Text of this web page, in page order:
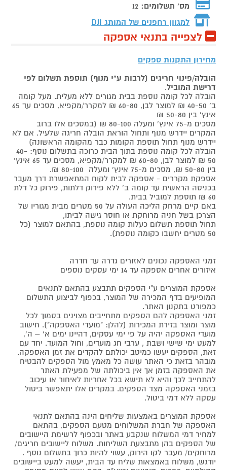
מס' תשלומים: 12
למגוון רחפנים של המותג DJI
לצפייה בתנאי אספקה
מחירון התקנות ספקים
הובלה/פינוי חריגים (לרבות ע"י מנוף) תוספת תשלום לפי
דרישת המוביל.
הובלה לכל קומה נוספת בבית מגורים ללא מעלית. מעל קומה
ב' 40-50 ₪ למוצר לבן, 60-80 ₪ למקרר/מקפיא, מסכים עד 65
אינץ' בין 50-80 ₪
מסכים מ-75 אינץ' ומעלה 80-100 ₪ (במסכים אלו ברוב
המקרים יידרש מנוף ותחול הוראת הובלה חריגה שלעיל. אם לא
יידרש מנוף תחול תוספת הקומות כבר מהקומה הראשונה)
הובלה לכל קומה נוספת בתוך הבית כרוכה בתשלום נוסף: 40-
50 ₪ למוצר לבן, 60-80 ₪ למקרר/מקפיא, מסכים עד 65 אינץ'
בין 50-80 ₪, מסכים מ-75 אינץ' ומעלה 80-100 ₪.
אספקת מקררים - אספקה לבית לקוח המתאפשרת דרך מעבר
בכניסה הראשית עד קומה ב' ללא פירוק דלתות, פירוק כל דלת
60 ₪ תוספת למוביל בבית.
באם קיים מרחק הליכה העולה על 50 מטרים מבית מגוריו של
הצרכן בשל חניה מרוחקת או חוסר גישה לביתו,
תחול תוספת תשלום כעלות קומה נוספת, בהתאם למוצר (כל
50 מטרים יחשבו כקומה נוספת).
זמני האספקה נכונים לאזורים גדרה עד חדרה
איזורים אחרים אספקה עד 14 ימי עסקים נוספים
אספקת המוצרים ע"י הספקים תתבצע בהתאם לתנאים
המופיעים בדף המכירה של המוצר, בכפוף לביצוע התשלום
כמפורט בתקנון האתר.
זמני האספקה להם הספקים מתחייבים מצוינים בסמוך לכל
מוצר ומוצר בזירת המכירות (להלן: "מועדי האספקה"). חישוב
מועדי האספקה יהיה על פי ימי עסקים, דהיינו ימים א' – ה',
למעט ימי שישי ושבת , ערבי חג מועדים, וחול המועד. יחד עם
זאת, הספקים יעשו כמיטב יכולתם להקדים את זמן האספקה.
מובהר בזאת כי האתר עושה כל מאמץ מול הספקים להבטיח
את האספקה בזמן אך אין ביכולתה של מפעילת האתר
להתחייב לכך והיא לא תישא בכל אחריות לאיחור או עיכוב
בזמני האספקה מצד הספקים. במקרים אלו יתאפשר ביטול
עסקה ללא דמי ביטול.
אספקת המוצרים באמצעות שליחים הינה בהתאם לתנאי
האספקה של חברת המשלוחים מטעם הספקים, בהתאם
למחיר דמי המשלוח שנקבע באתר ובכפוף לרשימת היישובים
של הספקים בהן מתבצעת השליחות. משלוח ליישובים חריגים/
מרוחקים/ מעבר לקו הירוק, עשוי להיות כרוך בתשלום נוסף .
יודגש, משלוח באמצאות שליח עד הבית, יעשה למעט ביישובים